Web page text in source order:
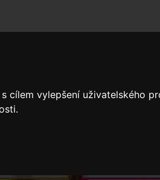
vylepšení uživatelského